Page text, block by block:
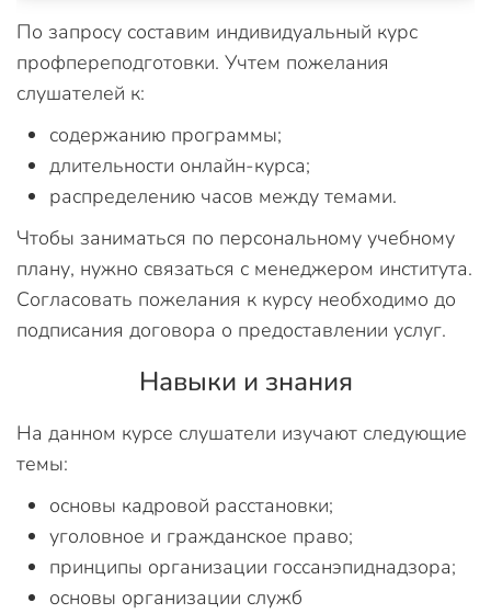
По запросу составим индивидуальный курс
профпереподготовки. Учтем пожелания
слушателей к:
содержанию программы;
длительности онлайн-курса;
распределению часов между темами.
Чтобы заниматься по персональному учебному
плану, нужно связаться с менеджером института.
Согласовать пожелания к курсу необходимо до
подписания договора о предоставлении услуг.
Навыки и знания
На данном курсе слушатели изучают следующие
темы:
основы кадровой расстановки;
уголовное и гражданское право;
принципы организации госсанэпиднадзора;
основы организации служб